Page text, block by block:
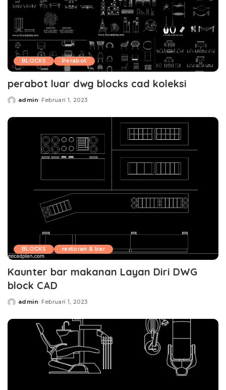
BLOCKS Perabot
perabot luar dwg blocks cad koleksi
Posted
admin Februari 1, 2023
BLOCKS restoran & bar
Kaunter bar makanan Layan Diri DWG
block CAD
Posted
admin Februari 1, 2023